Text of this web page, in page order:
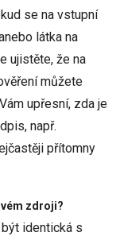
se na vstupní
látka na
ujistěte, že na
můžete
upřesní, zda je
např.
přítomny
zdroji?
identická s